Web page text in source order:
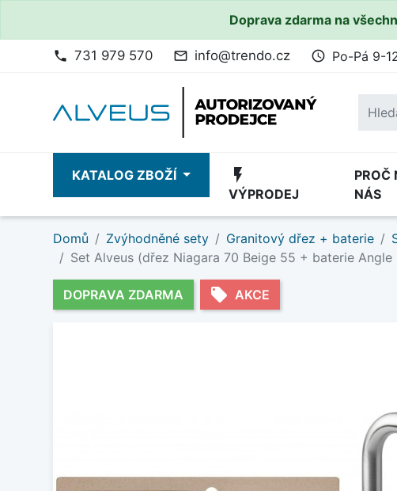
Doprava zdarma na
phone 731 979 570 mail_outline info@trendo.cz access_time Po-Pá 9-
KATALOG ZBOŽÍ flash_on
VÝPRODEJ
PROČ
NÁS
Domů Zvýhodněné sety Granitový dřez + baterie
Set Alveus (dřez Niagara 70 Beige 55 + baterie
DOPRAVA ZDARMA local_offer AKCE